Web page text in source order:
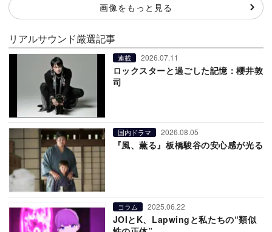
画像をもっと見る
リアルサウンド厳選記事
連載 2026.07.11
ロックスターと過ごした記憶：櫻井敦
司
国内ドラマ 2026.08.05
『風、薫る』板橋駿谷の安心感が光る
コラム 2025.06.22
JOIとK、Lapwingと私たちの“類似